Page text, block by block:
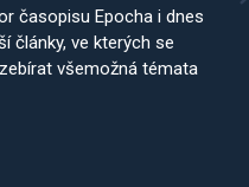
časopisu Epocha i dnes
články, ve kterých se
všemožná témata